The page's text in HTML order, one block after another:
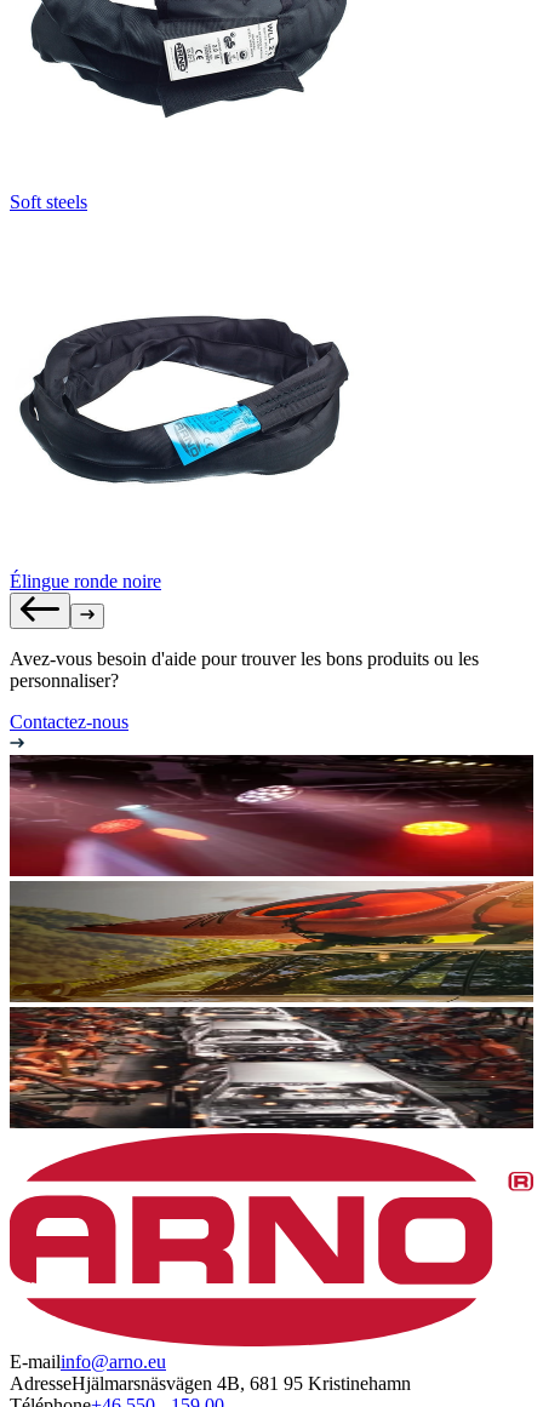
Soft steels
Élingue ronde noire
Avez-vous besoin d'aide pour trouver les bons produits ou les
personnaliser?
Contactez-nous
E-mailinfo@arno.eu
AdresseHjälmarsnäsvägen 4B, 681 95 Kristinehamn